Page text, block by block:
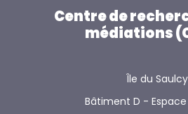
Centre de
médiations
Île du Saulcy
Bâtiment D - Espace